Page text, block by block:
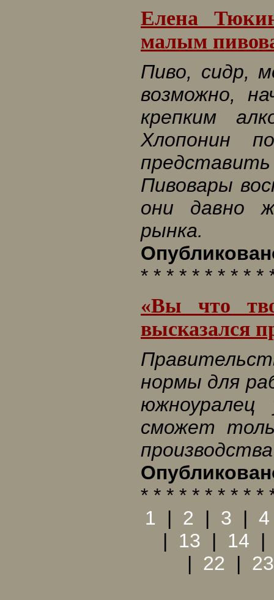
Елена
малым
Пиво, сидр,
возможно,
крепким
Хлопонин
Пивовары
они давно
рынка.
* * * * * * * * * *
«Вы что
высказался
нормы для
сможет
* * * * * * * * * *
1 | 2 | 3 | 4
| 13 | 14
| 22 | 23